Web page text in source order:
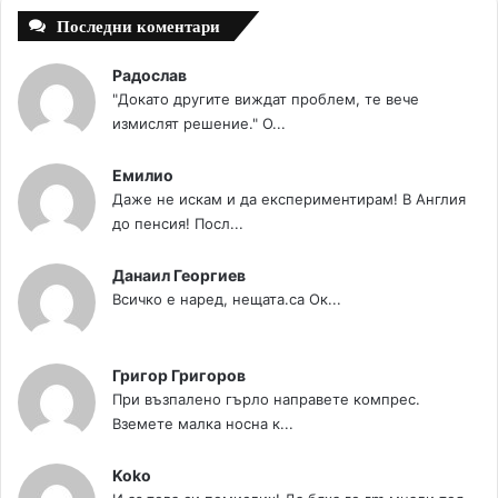
Последни коментари
Радослав
"Докато другите виждат проблем, те вече
измислят решение." О...
Емилио
Даже не искам и да експериментирам! В Англия
до пенсия! Посл...
Данаил Георгиев
Всичко е наред, нещата.са Ок...
Григор Григоров
При възпалено гърло направете компрес.
Вземете малка носна к...
Koko